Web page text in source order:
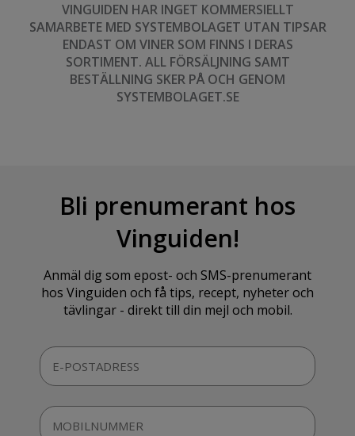
VINGUIDEN HAR INGET KOMMERSIELLT
SAMARBETE MED SYSTEMBOLAGET UTAN TIPSAR
ENDAST OM VINER SOM FINNS I DERAS
SORTIMENT. ALL FÖRSÄLJNING SAMT
BESTÄLLNING SKER PÅ OCH GENOM
SYSTEMBOLAGET.SE
Bli prenumerant hos
Vinguiden!
Anmäl dig som epost- och SMS-prenumerant
hos Vinguiden och få tips, recept, nyheter och
tävlingar - direkt till din mejl och mobil.